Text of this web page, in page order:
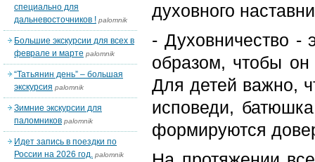
духовного
- Духовничество -
образом, чтобы
Для детей важно,
исповеди,
формируются
специально для
дальневосточников ! palomnik
Большие экскурсии для всех в
феврале и марте palomnik
“Татьянин день” – большая
экскурсия palomnik
Зимние экскурсии для
паломников palomnik
Идет запись в поездки по
России на 2026 год. palomnik